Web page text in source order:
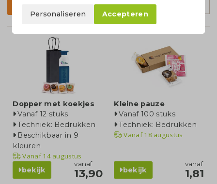
Sorteer op
Dopper met koekjes
Vanaf 12 stuks
Techniek: Bedrukken
Beschikbaar in 9
kleuren
Vanaf14 augustus
bekijk
vanaf
13,90
Kleine pauze
Vanaf 100 stuks
Techniek: Bedrukken
Vanaf18 augustus
bekijk
vanaf
1,81
Personaliseren Accepteren